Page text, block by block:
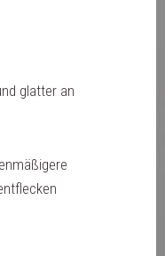
glatter an